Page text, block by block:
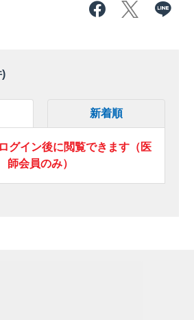
)
新着順
グイン後に閲覧できます（医
師会員のみ）